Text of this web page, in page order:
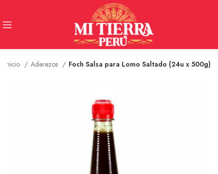
Inicio Aderezos Foch Salsa para Lomo Saltado (24u x 500g)